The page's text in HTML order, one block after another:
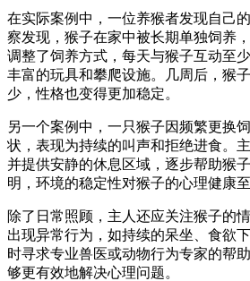
在实际案例中，一位养猴者发现自己
察发现，猴子在家中被长期单独饲养
调整了饲养方式，每天与猴子互动至
丰富的玩具和攀爬设施。几周后，猴
少，性格也变得更加稳定。
另一个案例中，一只猴子因频繁更换
状，表现为持续的叫声和拒绝进食。
并提供安静的休息区域，逐步帮助猴
明，环境的稳定性对猴子的心理健康至
除了日常照顾，主人还应关注猴子的
出现异常行为，如持续的呆坐、食欲
时寻求专业兽医或动物行为专家的帮
够更有效地解决心理问题。